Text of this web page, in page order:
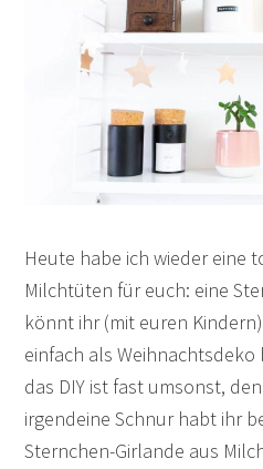
Heute habe ich wieder eine
Milchtüten für euch: eine
könnt ihr (mit euren
einfach als Weihnachtsdeko
das DIY ist fast umsonst,
irgendeine Schnur habt ihr
Sternchen-Girlande aus